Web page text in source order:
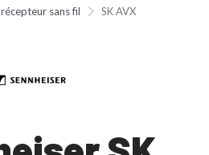
sans fil
SK AVX